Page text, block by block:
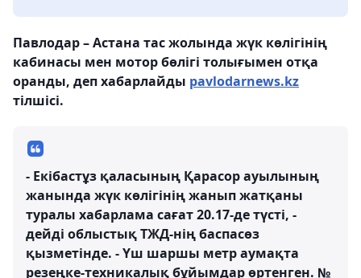
Павлодар – Астана тас жолында жүк көлігінің
кабинасы мен мотор бөлігі толығымен отқа
оранды, деп хабарлайды pavlodarnews.kz
тілшісі.
- Екібастұз қаласының Қарасор ауылының
жанында жүк көлігінің жанып жатқаны
туралы хабарлама сағат 20.17-де түсті, -
дейді облыстық ТЖД-нің баспасөз
қызметінде. - Үш шаршы метр аумақта
резеңке-техникалық бұйымдар өртенген. №